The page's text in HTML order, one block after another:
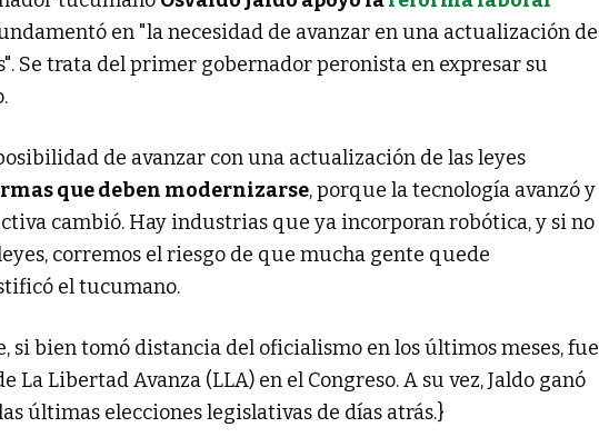
en "la necesidad de avanzar en una actualización de
Se trata del primer gobernador peronista en expresar su
de avanzar con una actualización de las leyes
que deben modernizarse, porque la tecnología avanzó y
cambió. Hay industrias que ya incorporan robótica, y si no
corremos el riesgo de que mucha gente quede
el tucumano.
si bien tomó distancia del oficialismo en los últimos meses, fue
La Libertad Avanza (LLA) en el Congreso. A su vez, Jaldo ganó
últimas elecciones legislativas de días atrás.}